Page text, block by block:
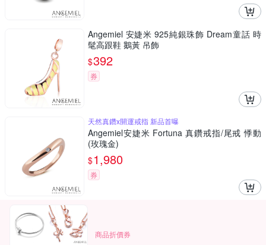
Angemiel 安婕米 925純銀珠飾 Dream童話 時
髦高跟鞋 鵝黃 吊飾
$392
券
天然真鑽x開運戒指 新品首曝
Angemiel安婕米 Fortuna 真鑽戒指/尾戒 悸動
(玫瑰金)
$1,980
券
商品折價券